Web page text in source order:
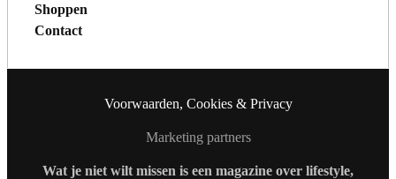
Shoppen
Contact
Voorwaarden, Cookies & Privacy
Marketing partners
Wat je niet wilt missen is een magazine over lifestyle,